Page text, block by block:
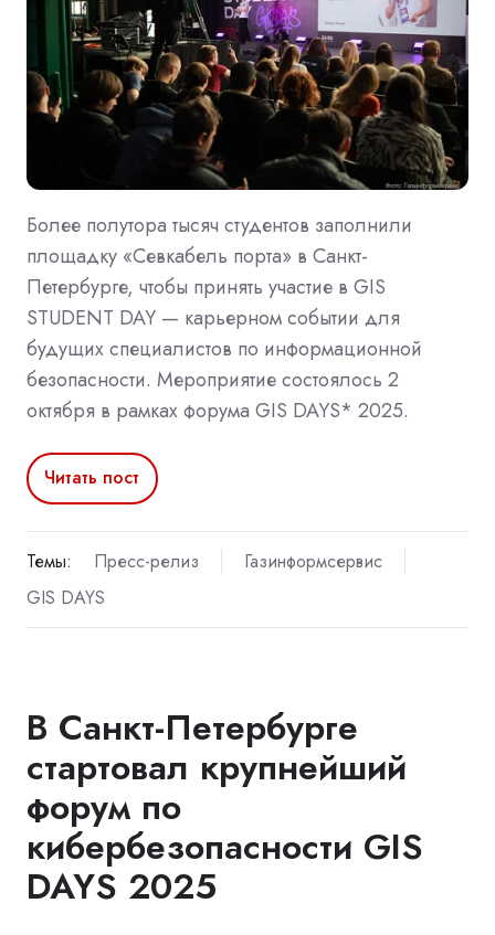
Более полутора тысяч студентов заполнили
площадку «Севкабель порта» в Санкт-
Петербурге, чтобы принять участие в GIS
STUDENT DAY — карьерном событии для
будущих специалистов по информационной
безопасности. Мероприятие состоялось 2
октября в рамках форума GIS DAYS* 2025.
Читать пост
Темы: Пресс-релиз
Газинформсервис
GIS DAYS
В Санкт-Петербурге
стартовал крупнейший
форум по
кибербезопасности GIS
DAYS 2025